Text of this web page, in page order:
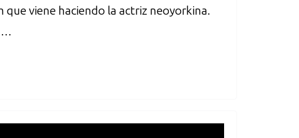
que viene haciendo la actriz neoyorkina.